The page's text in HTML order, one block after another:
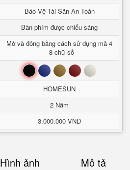
Bảo Vệ Tài Sản An Toàn
Bàn phím được chiếu sáng
Mở và đóng bằng cách sử dụng mã 4
- 8 chữ số
Đen Xanh Nâu Đỏ Trắng
HOMESUN
2 Năm
3.000.000 VNĐ
Hình ảnh Mô tả